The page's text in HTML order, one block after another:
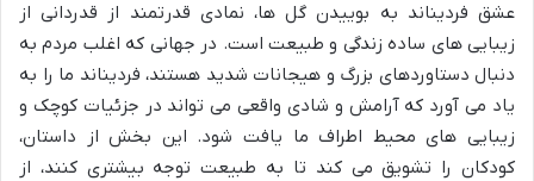
عشق فردیناند به بوییدن گل ها، نمادی قدرتمند از قدردانی از
زیبایی های ساده زندگی و طبیعت است. در جهانی که اغلب مردم به
دنبال دستاوردهای بزرگ و هیجانات شدید هستند، فردیناند ما را به
یاد می آورد که آرامش و شادی واقعی می تواند در جزئیات کوچک و
زیبایی های محیط اطراف ما یافت شود. این بخش از داستان،
کودکان را تشویق می کند تا به طبیعت توجه بیشتری کنند، از